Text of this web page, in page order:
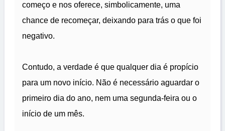
começo e nos oferece, simbolicamente, uma
chance de recomeçar, deixando para trás o que foi
negativo.
Contudo, a verdade é que qualquer dia é propício
para um novo início. Não é necessário aguardar o
primeiro dia do ano, nem uma segunda-feira ou o
início de um mês.